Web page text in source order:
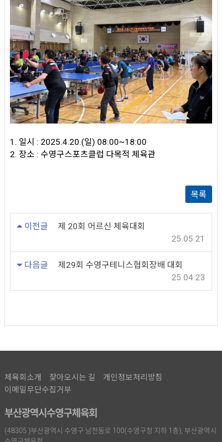
1. 일시 : 2025.4.20.(일) 08:00~18:00
2. 장소 : 수영구스포츠클럽 다목적 체육관
목록
이전글
제 20회 어르신 체육대회
25.05.21
다음글
제29회 수영구테니스협회장배 대회
25.04.23
체육회소개 찾아오시는 길
개인정보처리방침
이메일무단수집거부
부산광역시수영구체육회
(48305 )부산광역시 수영구 남천동로 100(수영구청 지하 1층), 부산광역시